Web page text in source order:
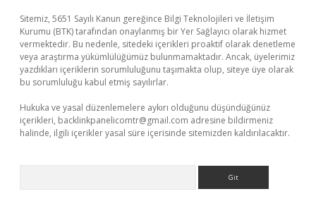
Sitemiz, 5651 Sayılı Kanun gereğince Bilgi Teknolojileri ve İletişim
Kurumu (BTK) tarafından onaylanmış bir Yer Sağlayıcı olarak hizmet
vermektedir. Bu nedenle, sitedeki içerikleri proaktif olarak denetleme
veya araştırma yükümlülüğümüz bulunmamaktadır. Ancak, üyelerimiz
yazdıkları içeriklerin sorumluluğunu taşımakta olup, siteye üye olarak
bu sorumluluğu kabul etmiş sayılırlar.
Hukuka ve yasal düzenlemelere aykırı olduğunu düşündüğünüz
içerikleri, backlinkpanelicomtr@gmail.com adresine bildirmeniz
halinde, ilgili içerikler yasal süre içerisinde sitemizden kaldırılacaktır.